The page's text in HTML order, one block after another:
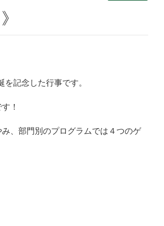
記念した行事です。
！
、部門別のプログラムでは４つのゲ